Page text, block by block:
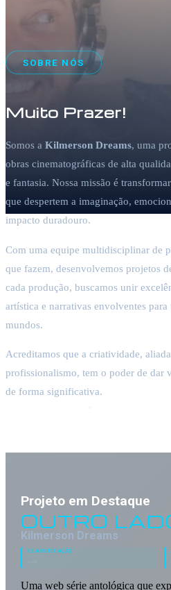
SOBRE NÓS
Muito Prazer!
Somos a Kilmerson Dreams, uma
obras cinematográficas de alta
e fantasia. Nossa missão é
que despertem a imaginação,
impacto duradouro.
Com uma equipe multidisciplinar de
que fazem, desenvolvemos projetos
cada produção, buscamos unir
artística e narrativas envolventes
mundos.
Acreditamos que a criatividade,
profissionalismo, tem o poder de dar
de forma significativa.
Projeto em Destaque
OUTRO
Kilmerson Dreams
CLASSIFICAÇÃO
Uma web série antológica que